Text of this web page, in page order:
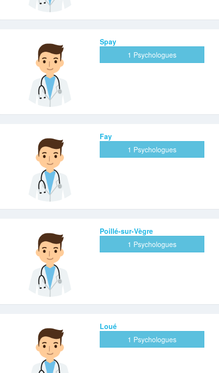
Spay
1 Psychologues
Fay
1 Psychologues
Poillé-sur-Vègre
1 Psychologues
Loué
1 Psychologues